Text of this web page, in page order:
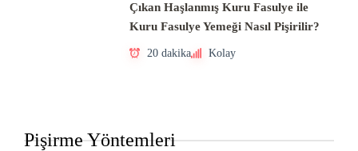
Çıkan Haşlanmış Kuru Fasulye ile
Kuru Fasulye Yemeği Nasıl Pişirilir?
20 dakika Kolay
Pişirme Yöntemleri